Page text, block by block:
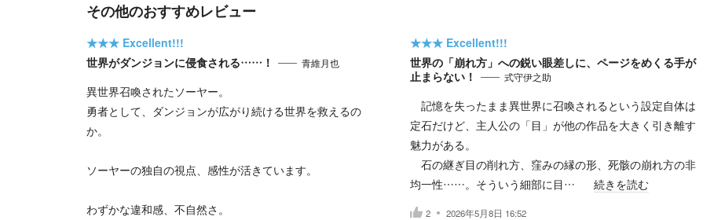
その他のおすすめレビュー
★★★ Excellent!!!
世界がダンジョンに侵食される……！
青維月也
異世界召喚されたソーヤー。
勇者として、ダンジョンが広がり続ける世界を救えるの
か。
ソーヤーの独自の視点、感性が活きています。
わずかな違和感、不自然さ。
★★★ Excellent!!!
世界の「崩れ方」への鋭い眼差しに、ページをめくる手が
止まらない！
式守伊之助
記憶を失ったまま異世界に召喚されるという設定自体は
定石だけど、主人公の「目」が他の作品を大きく引き離す
魅力がある。
石の継ぎ目の削れ方、窪みの縁の形、死骸の崩れ方の非
均一性……。そういう細部に目…
続きを読む
2 2026年5月8日 16:52